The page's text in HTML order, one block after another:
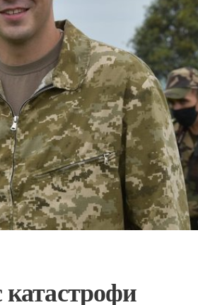
катастрофи